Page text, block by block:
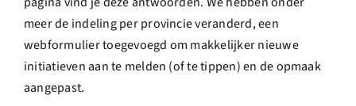
Shop
English
meer de indeling per provincie veranderd, een
webformulier toegevoegd om makkelijker nieuwe
initiatieven aan te melden (of te tippen) en de opmaak
aangepast.